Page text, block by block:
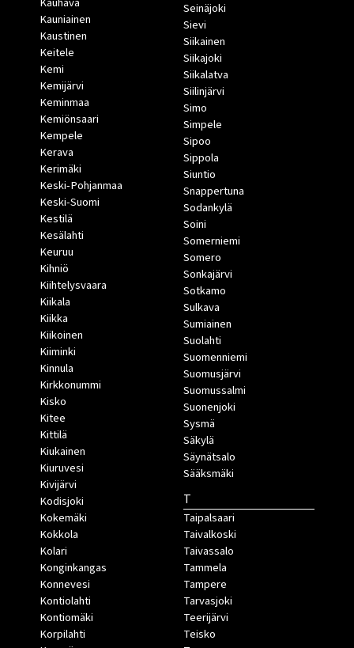
Kauniainen
Kaustinen
Keitele
Kemi
Kemijärvi
Keminmaa
Kemiönsaari
Kempele
Kerava
Kerimäki
Keski-Pohjanmaa
Keski-Suomi
Kestilä
Kesälahti
Keuruu
Kihniö
Kiihtelysvaara
Kiikala
Kiikka
Kiikoinen
Kiiminki
Kinnula
Kirkkonummi
Kisko
Kitee
Kittilä
Kiukainen
Kiuruvesi
Kivijärvi
Kodisjoki
Kokemäki
Kokkola
Kolari
Konginkangas
Konnevesi
Kontiolahti
Kontiomäki
Korpilahti
Seinäjoki
Sievi
Siikainen
Siikajoki
Siikalatva
Siilinjärvi
Simo
Simpele
Sipoo
Sippola
Siuntio
Snappertuna
Sodankylä
Soini
Somerniemi
Somero
Sonkajärvi
Sotkamo
Sulkava
Sumiainen
Suolahti
Suomenniemi
Suomusjärvi
Suomussalmi
Suonenjoki
Sysmä
Säkylä
Säynätsalo
Sääksmäki
T
Taipalsaari
Taivalkoski
Taivassalo
Tammela
Tampere
Tarvasjoki
Teerijärvi
Teisko